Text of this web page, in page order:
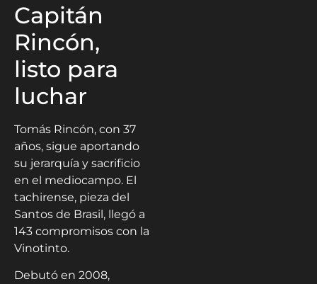
Capitán
Rincón,
listo para
luchar
Tomás Rincón, con 37
años, sigue aportando
su jerarquía y sacrificio
en el mediocampo. El
tachirense, pieza del
Santos de Brasil, llegó a
143 compromisos con la
Vinotinto.
Debutó en 2008,